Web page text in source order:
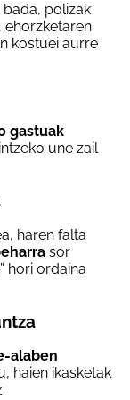
polizak
ehorzketaren
kostuei aurre
gastuak
une zail
haren falta
sor
hori ordaina
alaben
haien ikasketak